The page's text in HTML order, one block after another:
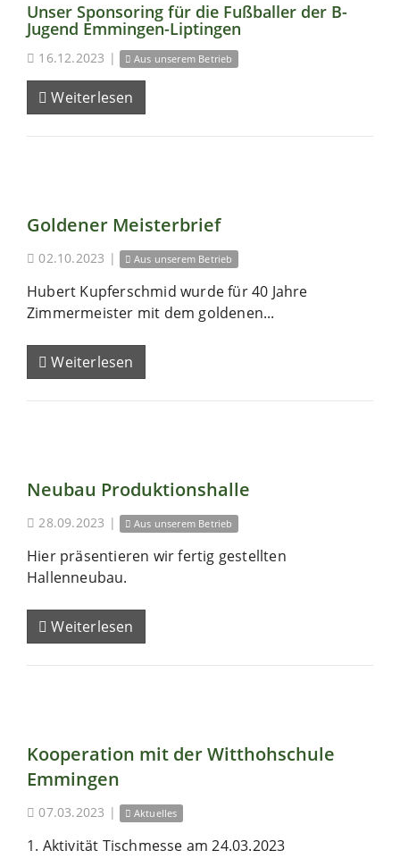
Unser Sponsoring für die Fußballer der B-
Jugend Emmingen-Liptingen
16.12.2023 | Aus unserem Betrieb
Weiterlesen
Goldener Meisterbrief
02.10.2023 | Aus unserem Betrieb
Hubert Kupferschmid wurde für 40 Jahre
Zimmermeister mit dem goldenen...
Weiterlesen
Neubau Produktionshalle
28.09.2023 | Aus unserem Betrieb
Hier präsentieren wir fertig gestellten
Hallenneubau.
Weiterlesen
Kooperation mit der Witthohschule
Emmingen
07.03.2023 | Aktuelles
1. Aktivität Tischmesse am 24.03.2023